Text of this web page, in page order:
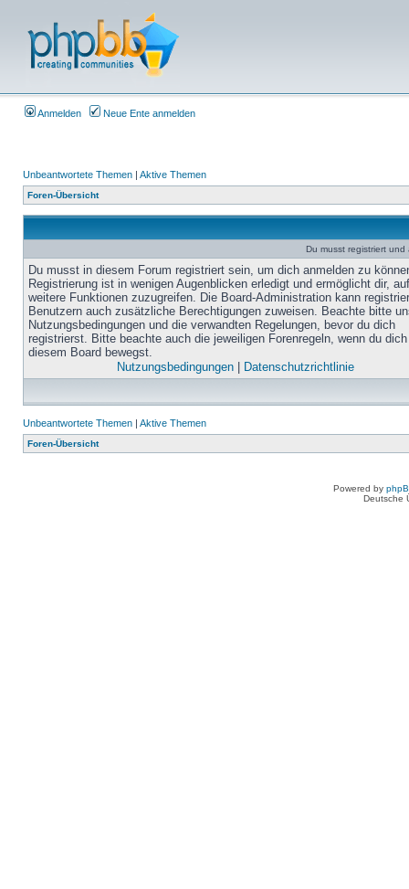
Anmelden Neue Ente anmelden
Unbeantwortete Themen | Aktive Themen
Foren-Übersicht
Du musst registriert
Du musst in diesem Forum registriert sein, um dich anmelden zu
Registrierung ist in wenigen Augenblicken erledigt und ermöglicht dir, auf
weitere Funktionen zuzugreifen. Die Board-Administration kann
Benutzern auch zusätzliche Berechtigungen zuweisen. Beachte bitte
Nutzungsbedingungen und die verwandten Regelungen, bevor du dich
registrierst. Bitte beachte auch die jeweiligen Forenregeln, wenn du
diesem Board bewegst.
Nutzungsbedingungen| Datenschutzrichtlinie
Unbeantwortete Themen | Aktive Themen
Foren-Übersicht
Powered by
Deutsche